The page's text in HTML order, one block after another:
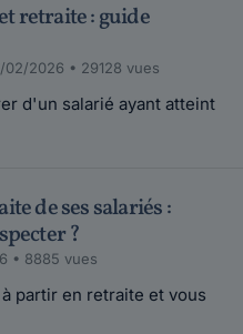
retraite : guide
2026 • 29128 vues
d'un salarié ayant atteint
de ses salariés :
?
• 8885 vues
partir en retraite et vous